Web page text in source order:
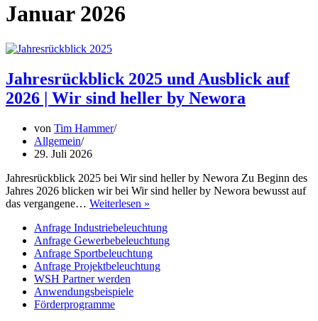
Januar 2026
Jahresrückblick 2025 und Ausblick auf
2026 | Wir sind heller by Newora
von Tim Hammer
Allgemein
29. Juli 2026
Jahresrückblick 2025 bei Wir sind heller by Newora Zu Beginn des
Jahres 2026 blicken wir bei Wir sind heller by Newora bewusst auf
das vergangene… Weiterlesen »
und
Ausblick
auf
2026
Anfrage Industriebeleuchtung
Anfrage Gewerbebeleuchtung
Anfrage Sportbeleuchtung
Anfrage Projektbeleuchtung
WSH Partner werden
Anwendungsbeispiele
Förderprogramme